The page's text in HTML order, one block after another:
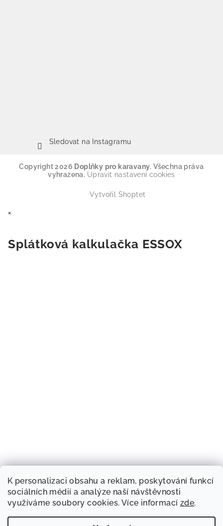
K personalizaci obsahu a reklam, poskytování funkcí
sociálních médií a analýze naší návštěvnosti
využíváme soubory cookies. Více informací zde.
Sledovat na Instagramu
Copyright 2026 Doplňky pro karavany. Všechna práva
vyhrazena. Upravit nastavení cookies
Vytvořil Shoptet
×
Splátková kalkulačka ESSOX